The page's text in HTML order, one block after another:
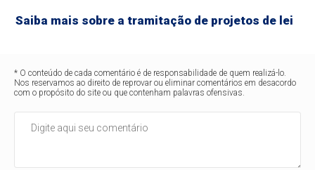
Saiba mais sobre a tramitação de projetos de lei
* O conteúdo de cada comentário é de responsabilidade de quem realizá-lo.
Nos reservamos ao direito de reprovar ou eliminar comentários em desacordo
com o propósito do site ou que contenham palavras ofensivas.